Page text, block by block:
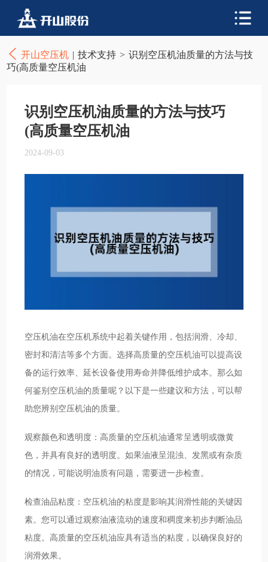
开山空压机 | 技术支持 > 识别空压机油质量的方法与技
巧(高质量空压机油
识别空压机油质量的方法与技巧
(高质量空压机油
2024-09-03
空压机油在空压机系统中起着关键作用，包括润滑、冷却、
密封和清洁等多个方面。选择高质量的空压机油可以提高设
备的运行效率、延长设备使用寿命并降低维护成本。那么如
何鉴别空压机油的质量呢？以下是一些建议和方法，可以帮
助您辨别空压机油的质量。
观察颜色和透明度：高质量的空压机油通常呈透明或微黄
色，并具有良好的透明度。如果油液呈混浊、发黑或有杂质
的情况，可能说明油质有问题，需要进一步检查。
检查油品粘度：空压机油的粘度是影响其润滑性能的关键因
素。您可以通过观察油液流动的速度和稠度来初步判断油品
粘度。高质量的空压机油应具有适当的粘度，以确保良好的
润滑效果。